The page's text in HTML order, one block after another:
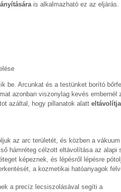
is alkalmazható ez az eljárás.
be. Arcunkat és a testünket borító
azonban viszonylag kevés embernél
azáltal, hogy pillanatok alatt
az arc területét, és közben a
hámréteg célzott eltávolítása az alapi
képeznek, és lépésről lépésre
a kozmetikai hatóanyagok
a precíz lecsiszolásával segíti a